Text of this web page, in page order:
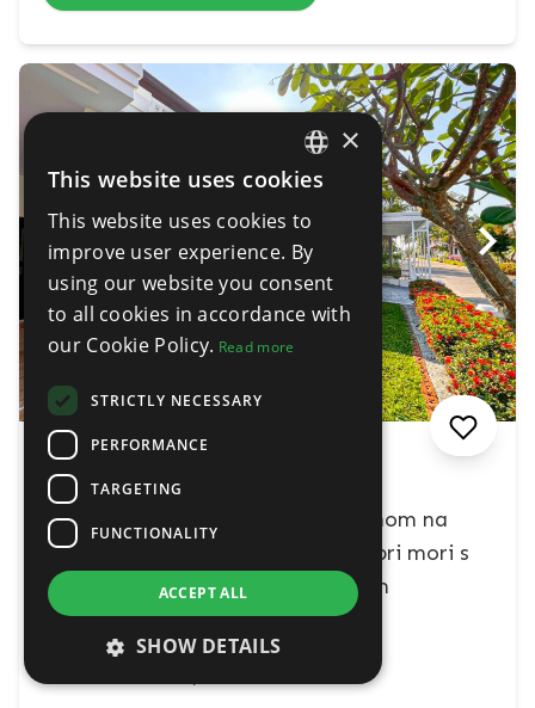
฿23,500,000
Luxusná vila so súkromným bazénom na
predaj – Elegantná 3-izbová vila pri mori s
vysokým investičným potenciálom
Na Jomtien, Sattahip, Thailand
ENGLISH
THAI
×
This website uses cookies
This website uses cookies to
improve user experience. By
using our website you consent
to all cookies in accordance with
our Cookie Policy. Read more
STRICTLY NECESSARY
PERFORMANCE
TARGETING
FUNCTIONALITY
ACCEPT ALL
SHOW DETAILS